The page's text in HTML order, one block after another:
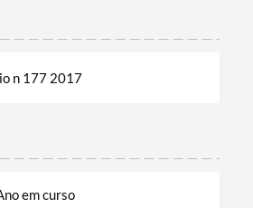
n 177 2017
em curso